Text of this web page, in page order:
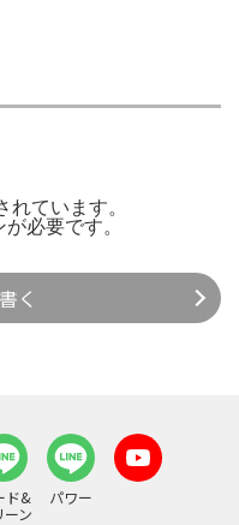
ています。
が必要です。
く
ド&
ーン
パワー